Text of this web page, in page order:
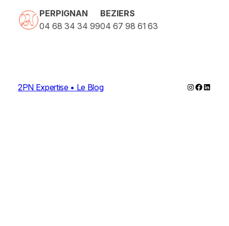
PERPIGNAN
04 68 34 34 99
BEZIERS
04 67 98 61 63
2PN Expertise • Le Blog Instagram